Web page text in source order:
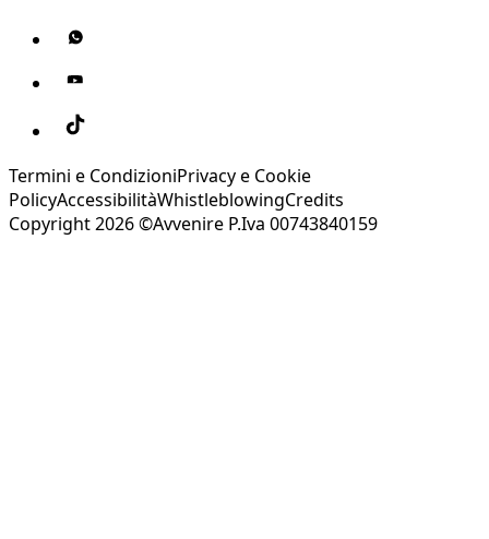
Termini e CondizioniPrivacy e Cookie
PolicyAccessibilitàWhistleblowingCredits
Copyright 2026 ©Avvenire P.Iva 00743840159